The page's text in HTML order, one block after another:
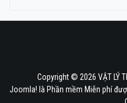
Copyright © 2026 VẬT LÝ
Joomla! là Phần mềm Miễn phí